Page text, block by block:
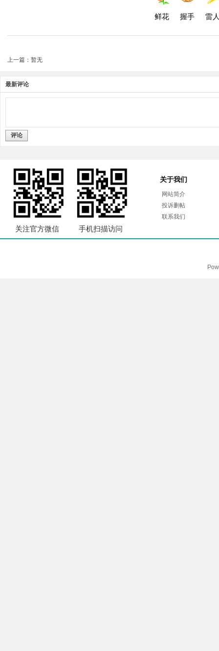
鲜花 握手 雷
上一篇：暂无
最新评论
评论
关注官方微信 手机扫描访问
关于我们
网站简介
投诉删帖
联系我们